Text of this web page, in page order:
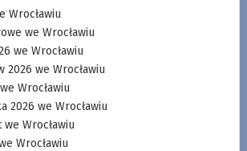
Wrocławiu
we Wrocławiu
we Wrocławiu
2026 we Wrocławiu
Wrocławiu
2026 we Wrocławiu
Wrocławiu
Wrocławiu